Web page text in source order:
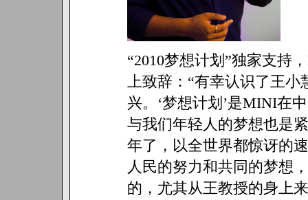
“2010梦想计划”独家支持
上致辞：“有幸认识了王
兴。‘梦想计划’是MINI在
与我们年轻人的梦想也是
年了，以全世界都惊讶的
人民的努力和共同的梦想
的，尤其从王教授的身上